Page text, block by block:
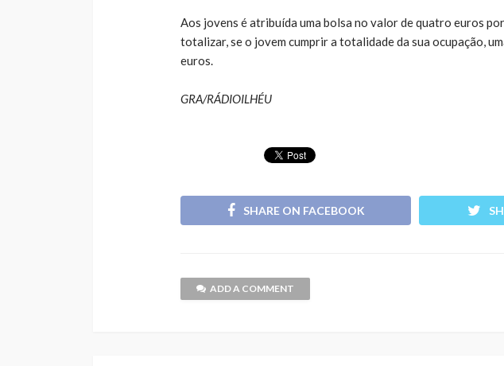
Aos jovens é atribuída uma bolsa no valor de quatro euros
totalizar, se o jovem cumprir a totalidade da sua ocupação,
euros.
GRA/RÁDIOILHÉU
SHARE ON FACEBOOK
ADD A COMMENT